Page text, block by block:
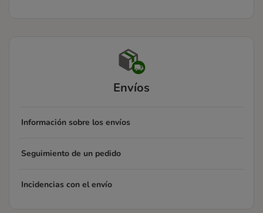
Envíos
Información sobre los envíos
Seguimiento de un pedido
Incidencias con el envío